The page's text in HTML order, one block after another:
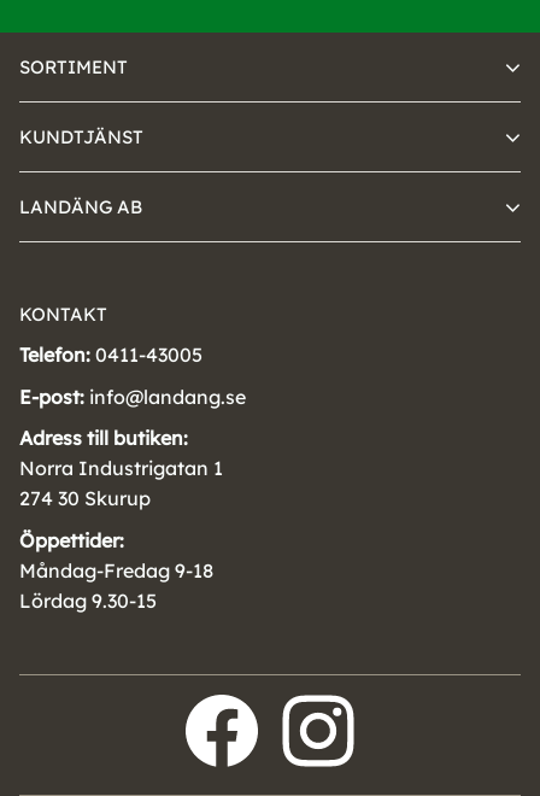
SORTIMENT
KUNDTJÄNST
LANDÄNG AB
KONTAKT
Telefon: 0411-43005
E-post: info@landang.se
Adress till butiken:
Norra Industrigatan 1
274 30 Skurup
Öppettider:
Måndag-Fredag 9-18
Lördag 9.30-15